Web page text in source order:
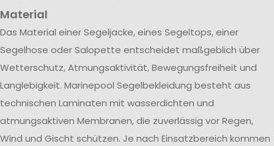
Material
Das Material einer Segeljacke, eines Segeltops, einer
Segelhose oder Salopette entscheidet maßgeblich über
Wetterschutz, Atmungsaktivität, Bewegungsfreiheit und
Langlebigkeit. Marinepool Segelbekleidung besteht aus
technischen Laminaten mit wasserdichten und
atmungsaktiven Membranen, die zuverlässig vor Regen,
Wind und Gischt schützen. Je nach Einsatzbereich kommen